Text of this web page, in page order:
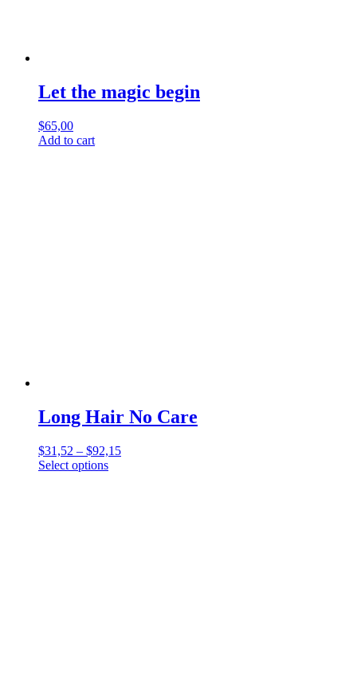
Let the magic begin
$65,00
Add to cart
Long Hair No Care
$31,52 – $92,15
Select options